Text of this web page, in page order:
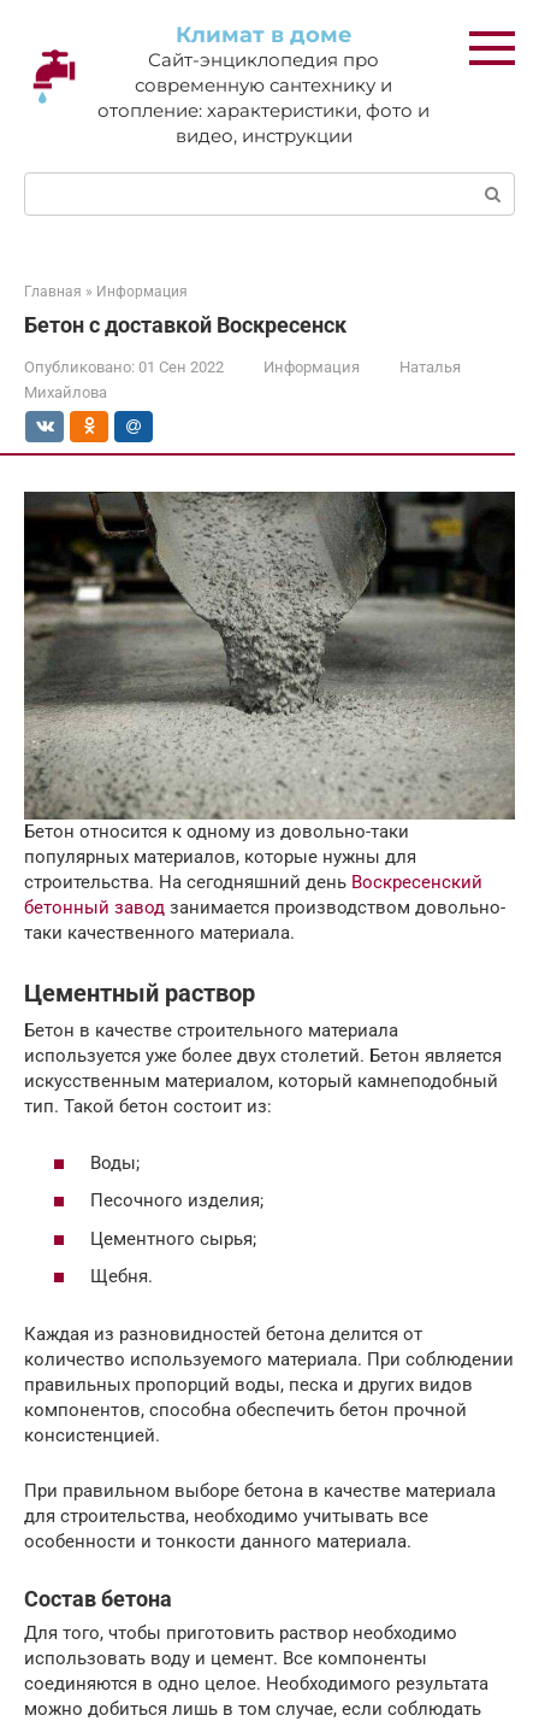
контенту
Климат в доме
Сайт-энциклопедия про
современную сантехнику и
отопление: характеристики, фото и
видео, инструкции
Поиск:
Главная » Информация
Бетон с доставкой Воскресенск
Опубликовано: 01 Сен 2022 Информация
Наталья
Михайлова
Бетон относится к одному из довольно-таки
популярных материалов, которые нужны для
строительства. На сегодняшний день Воскресенский
бетонный завод занимается производством довольно-
таки качественного материала.
Цементный раствор
Бетон в качестве строительного материала
используется уже более двух столетий. Бетон является
искусственным материалом, который камнеподобный
тип. Такой бетон состоит из:
Воды;
Песочного изделия;
Цементного сырья;
Щебня.
Каждая из разновидностей бетона делится от
количество используемого материала. При соблюдении
правильных пропорций воды, песка и других видов
компонентов, способна обеспечить бетон прочной
консистенцией.
При правильном выборе бетона в качестве материала
для строительства, необходимо учитывать все
особенности и тонкости данного материала.
Состав бетона
Для того, чтобы приготовить раствор необходимо
использовать воду и цемент. Все компоненты
соединяются в одно целое. Необходимого результата
можно добиться лишь в том случае, если соблюдать